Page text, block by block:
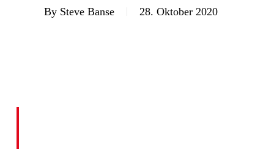
By Steve Banse 28. Oktober 2020